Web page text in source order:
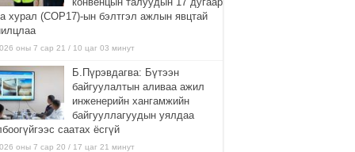
хурал (СОР17)-ын бэлтгэл ажлын явцтай
оны 7 сар 21 / 10 цаг 03 минут
Б.Пүрэвдагва: Бүтээн
байгуулалтын аливаа ажил
инженерийн хангамжийн
байгууллагуудын уялдаа
саатах ёсгүй
оны 7 сар 20 / 17 цаг 21 минут